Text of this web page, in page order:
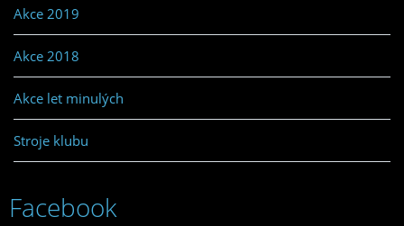
Akce 2019
Akce 2018
Akce let minulých
Stroje klubu
Facebook